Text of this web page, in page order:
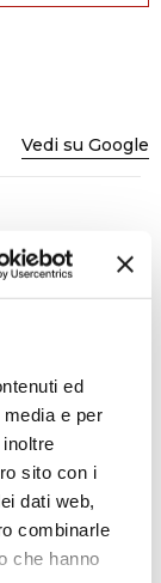
ed
e per
sito con i
dati web,
combinarle
che hanno
Vedi su Google
da parte
prezzi.